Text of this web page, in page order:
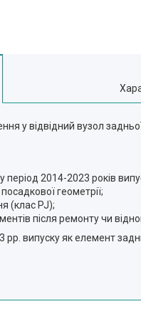
у відвідний вузол
2014-2023 років
геометрії;
(клас PJ);
після ремонту чи
випуску як елемент